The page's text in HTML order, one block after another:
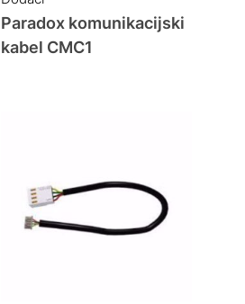
Paradox komunikacijski
kabel CMC1